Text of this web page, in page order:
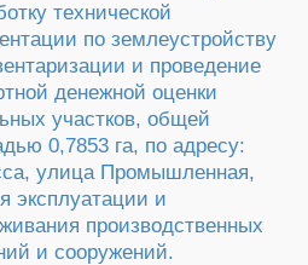
технической
по землеустройству
и проведение
денежной оценки
участков, общей
0,7853 га, по адресу:
улица Промышленная,
эксплуатации и
производственных
и сооружений.